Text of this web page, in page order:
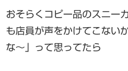
おそらくコピー品のスニー
も店員が声をかけてこない
な〜」って思ってたら